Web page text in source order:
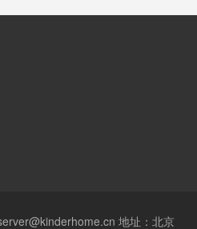
地址：北京